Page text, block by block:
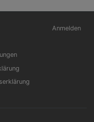
Anmelden